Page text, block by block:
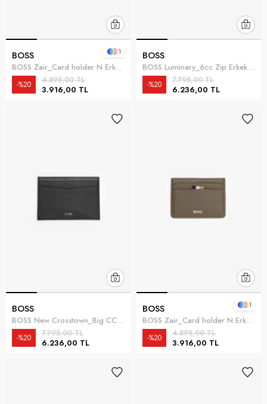
BOSS
BOSS Zair_Card holder N Erkek Kartlık Siyah
3.916,00 TL
4.895,00 TL
%20
1 BOSS
BOSS Luminary_6cc Zip Erkek Kartlık Siyah
6.236,00 TL
7.795,00 TL
%20
BOSS
BOSS New Crosstown_Big CC Erkek Kartlık Siyah
6.236,00 TL
7.795,00 TL
%20
BOSS
BOSS Zair_Card holder N Erkek Kartlık Yeşil
3.916,00 TL
4.895,00 TL
%20
1